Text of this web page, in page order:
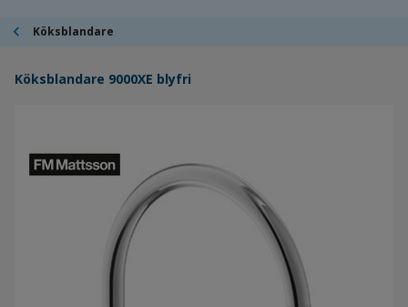
chevron_left Köksblandare
Köksblandare 9000XE blyfri